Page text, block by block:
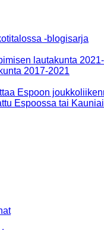
-blogisarja
lautakunta
2017-2021
Espoon
Espoossa tai